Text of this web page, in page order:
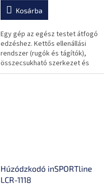
Kosárba
Egy gép az egész testet átfogó
edzéshez. Kettős ellenállási
rendszer (rugók és tágítók),
összecsukható szerkezet és
masszív acélváz.
Húzódzkodó inSPORTline
LCR-1118